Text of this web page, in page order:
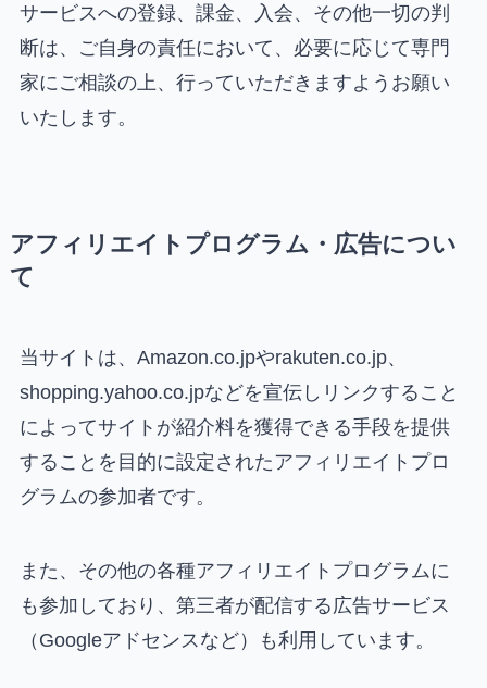
サービスへの登録、課金、入会、その他一切の判
断は、ご自身の責任において、必要に応じて専門
家にご相談の上、行っていただきますようお願い
いたします。
アフィリエイトプログラム・広告につい
て
当サイトは、Amazon.co.jpやrakuten.co.jp、
shopping.yahoo.co.jpなどを宣伝しリンクすること
によってサイトが紹介料を獲得できる手段を提供
することを目的に設定されたアフィリエイトプロ
グラムの参加者です。
また、その他の各種アフィリエイトプログラムに
も参加しており、第三者が配信する広告サービス
（Googleアドセンスなど）も利用しています。